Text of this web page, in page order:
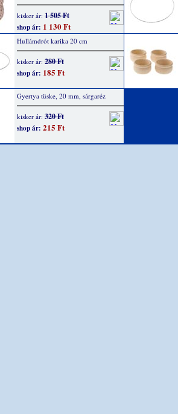
kisker ár: 1 505 Ft
shop ár: 1 130 Ft
Hullámdrót karika 20 cm
kisker ár: 280 Ft
shop ár: 185 Ft
Gyertya tüske, 20 mm, sárgaréz
kisker ár: 320 Ft
shop ár: 215 Ft